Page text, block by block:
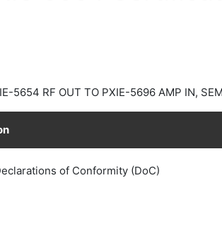
5654 RF OUT TO PXIE-5696 AMP IN,
of Conformity (DoC)